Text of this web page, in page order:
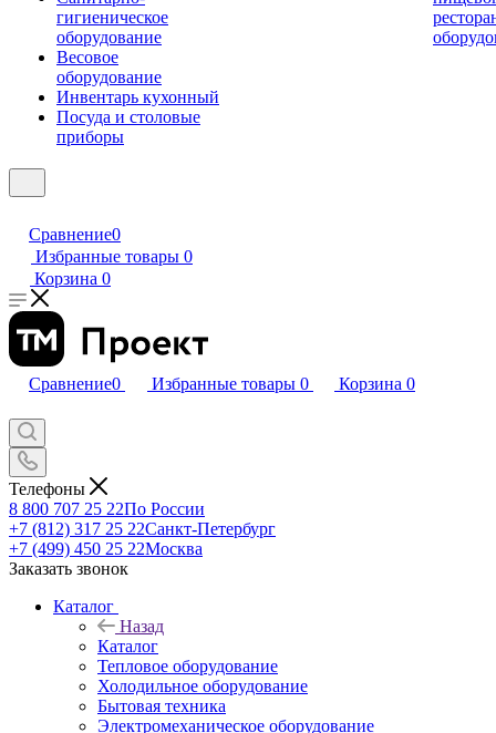
гигиеническое
оборудование
Весовое
оборудование
Инвентарь кухонный
Посуда и столовые
приборы
Сравнение0
Избранные товары 0
Корзина 0
Сравнение0 Избранные товары 0 Корзина 0
Телефоны
8 800 707 25 22По России
+7 (812) 317 25 22Санкт-Петербург
+7 (499) 450 25 22Москва
Заказать звонок
Каталог
Назад
Каталог
Тепловое оборудование
Холодильное оборудование
Бытовая техника
Электромеханическое оборудование